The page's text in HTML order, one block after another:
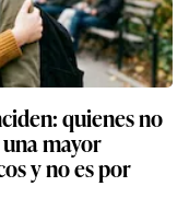
quienes no
mayor
y no es por